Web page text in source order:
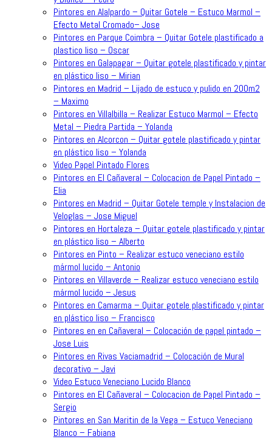
Pintores en Alalpardo – Quitar Gotele – Estuco Marmol –
Efecto Metal Cromado– Jose
Pintores en Parque Coimbra – Quitar Gotele plastificado a
plastico liso – Oscar
Pintores en Galapagar – Quitar gotele plastificado y pintar
en plástico liso – Mirian
Pintores en Madrid – Lijado de estuco y pulido en 200m2
– Maximo
Pintores en Villalbilla – Realizar Estuco Marmol – Efecto
Metal – Piedra Partida – Yolanda
Pintores en Alcorcon – Quitar gotele plastificado y pintar
en plástico liso – Yolanda
Video Papel Pintado Flores
Pintores en El Cañaveral – Colocacion de Papel Pintado –
Elia
Pintores en Madrid – Quitar Gotele temple y Instalacion de
Veloglas – Jose Miguel
Pintores en Hortaleza – Quitar gotele plastificado y pintar
en plástico liso – Alberto
Pintores en Pinto – Realizar estuco veneciano estilo
mármol lucido – Antonio
Pintores en Villaverde – Realizar estuco veneciano estilo
mármol lucido – Jesus
Pintores en Camarma – Quitar gotele plastificado y pintar
en plástico liso – Francisco
Pintores en en Cañaveral – Colocación de papel pintado –
Jose Luis
Pintores en Rivas Vaciamadrid – Colocación de Mural
decorativo – Javi
Video Estuco Veneciano Lucido Blanco
Pintores en El Cañaveral – Colocacion de Papel Pintado –
Sergio
Pintores en San Maritin de la Vega – Estuco Veneciano
Blanco – Fabiana